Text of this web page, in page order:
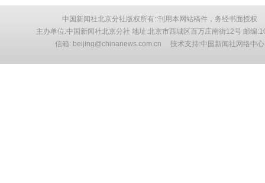
中国新闻社北京分社版权所有::刊用本网站稿件，务经书面授权
主办单位:中国新闻社北京分社 地址:北京市西城区百万庄南街12号 邮编
信箱: beijing@chinanews.com.cn 技术支持:中国新闻社网络中心